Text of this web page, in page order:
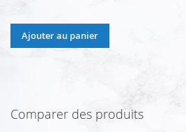
Ajouter au panier
Comparer des produits